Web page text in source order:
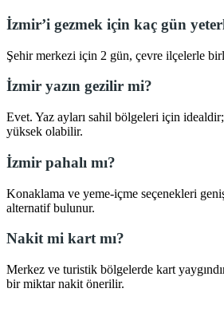
İzmir’i gezmek için kaç gün
Şehir merkezi için 2 gün, çevre ilçelerle
İzmir yazın gezilir mi?
Evet. Yaz ayları sahil bölgeleri için idealdir;
yüksek olabilir.
İzmir pahalı mı?
Konaklama ve yeme-içme seçenekleri
alternatif bulunur.
Nakit mi kart mı?
Merkez ve turistik bölgelerde kart
bir miktar nakit önerilir.